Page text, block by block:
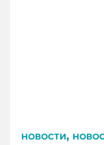
НОВОСТИ,